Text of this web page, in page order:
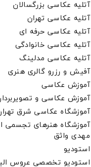
آتلیه عکاسی بزرگسالان
آتلیه عکاسی تهران
آتلیه عکاسی حرفه ای
آتلیه عکاسی خانوادگی
آتلیه عکاسی مدلینگ
آفیش و رزرو گالری هنری
آموزش عکاسی
آموزش عکاسی و
آموزشگاه عکاسی شرق
آموزشگاه هنرهای تجسمی
مهدی واثق
استودیو
استودیو تخصصی عروس